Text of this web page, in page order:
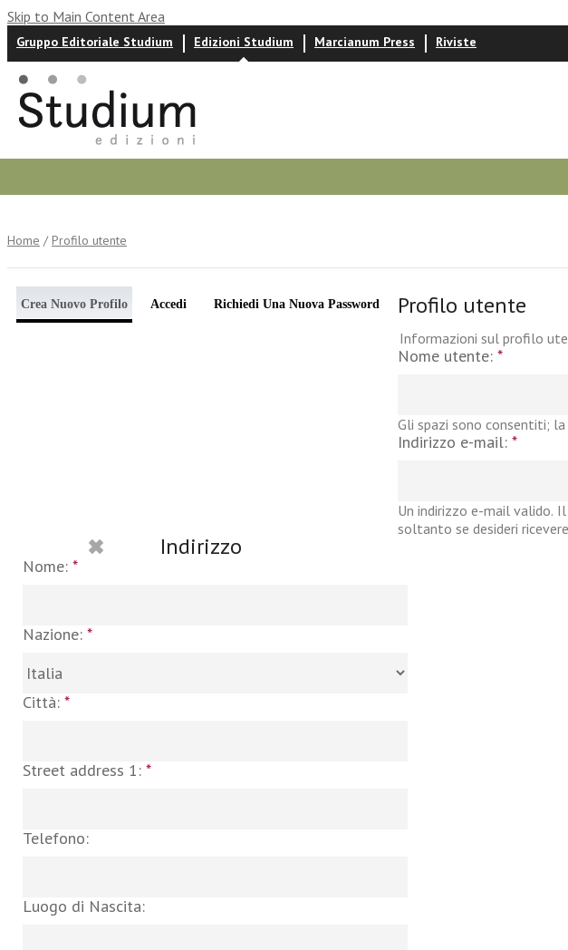
Skip to Main Content Area
Gruppo Editoriale Studium Edizioni Studium Marcianum Press Riviste
Home / Profilo utente
Crea Nuovo Profilo Accedi Richiedi Una Nuova Password Profilo utente
Informazioni sul profilo
Nome utente: *
Gli spazi sono consentiti;
Indirizzo e-mail: *
Un indirizzo e-mail valido.
soltanto se desideri
Indirizzo
Nome: *
Nazione: *
Città: *
Street address 1: *
Telefono:
Luogo di Nascita: